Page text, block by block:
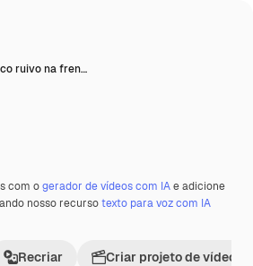
ruivo na fren…
com ogerador de vídeos com IAe adicione
nosso recursotexto para voz com IA
Recriar Criar projeto de vídeo